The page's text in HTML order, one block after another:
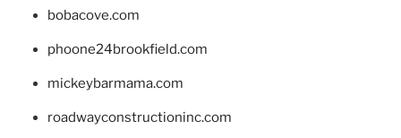
bobacove.com
phoone24brookfield.com
mickeybarmama.com
roadwayconstructioninc.com